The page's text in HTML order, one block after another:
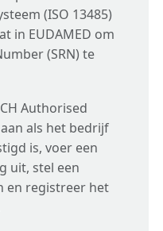
(ISO 13485)
in EUDAMED om
(SRN) te
Authorised
aan als het bedrijf
is, voer een
uit, stel een
en registreer het